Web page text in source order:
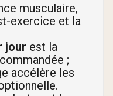
musculaire,
exercice et la
jour est la
;
accélère les